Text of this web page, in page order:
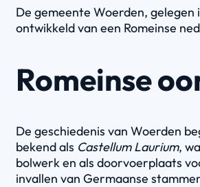
De gemeente Woerden,
ontwikkeld van een Romeinse
Romeinse
De geschiedenis van Woerden
bekend als Castellum Laurium,
bolwerk en als doorvoerplaats
invallen van Germaanse